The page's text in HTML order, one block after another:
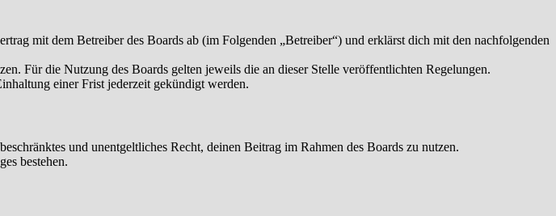
mit dem Betreiber des Boards ab (im Folgenden „Betreiber“) und erklärst dich mit den nachfolgenden
Für die Nutzung des Boards gelten jeweils die an dieser Stelle veröffentlichten Regelungen.
einer Frist jederzeit gekündigt werden.
und unentgeltliches Recht, deinen Beitrag im Rahmen des Boards zu nutzen.
bestehen.